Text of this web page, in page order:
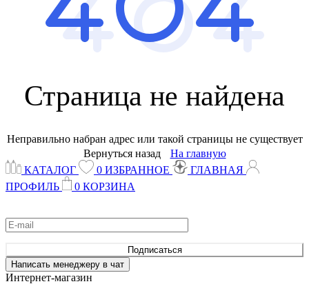
Страница не найдена
Неправильно набран адрес или такой страницы не существует
Вернуться назад
На главную
КАТАЛОГ
0 ИЗБРАННОЕ
ГЛАВНАЯ
ПРОФИЛЬ
0 КОРЗИНА
Подписаться
Написать менеджеру в чат
Интернет-магазин